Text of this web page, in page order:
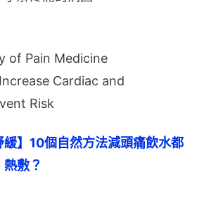
of Pain Medicine
Cardiac and
Risk
緩】10個自然方法減頭痛飲水都
敷？